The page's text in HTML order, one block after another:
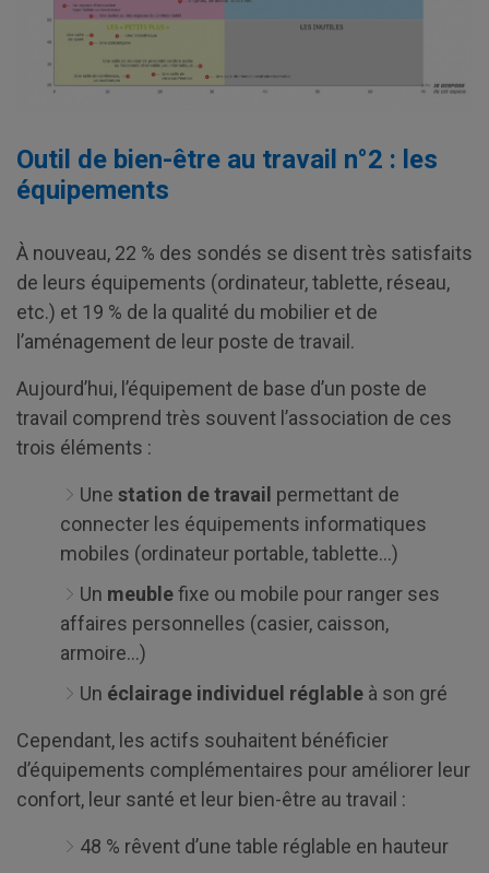
Outil de bien-être au travail n°2 : les
équipements
À nouveau, 22 % des sondés se disent très satisfaits
de leurs équipements (ordinateur, tablette, réseau,
etc.) et 19 % de la qualité du mobilier et de
l’aménagement de leur poste de travail.
Aujourd’hui, l’équipement de base d’un poste de
travail comprend très souvent l’association de ces
trois éléments :
Une station de travail permettant de
connecter les équipements informatiques
mobiles (ordinateur portable, tablette...)
Un meublefixe ou mobile pour ranger ses
affaires personnelles (casier, caisson,
armoire…)
Un éclairage individuel réglable à son gré
Cependant, les actifs souhaitent bénéficier
d’équipements complémentaires pour améliorer leur
confort, leur santé et leur bien-être au travail :
48 % rêvent d’une table réglable en hauteur